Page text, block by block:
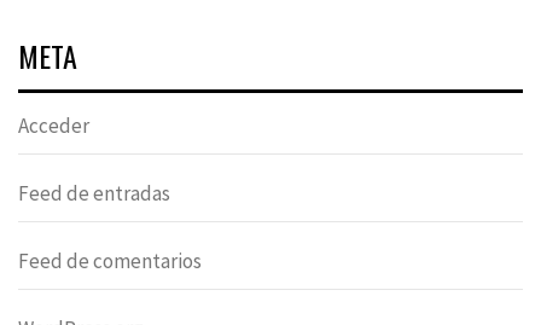
META
Acceder
Feed de entradas
Feed de comentarios